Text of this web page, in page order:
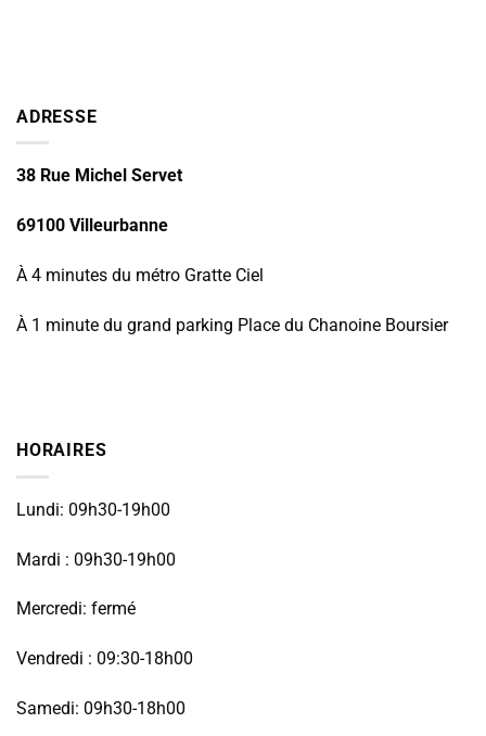
ADRESSE
38 Rue Michel Servet
69100 Villeurbanne
À 4 minutes du métro Gratte Ciel
À 1 minute du grand parking Place du Chanoine Boursier
HORAIRES
Lundi: 09h30-19h00
Mardi : 09h30-19h00
Mercredi: fermé
Vendredi : 09:30-18h00
Samedi: 09h30-18h00